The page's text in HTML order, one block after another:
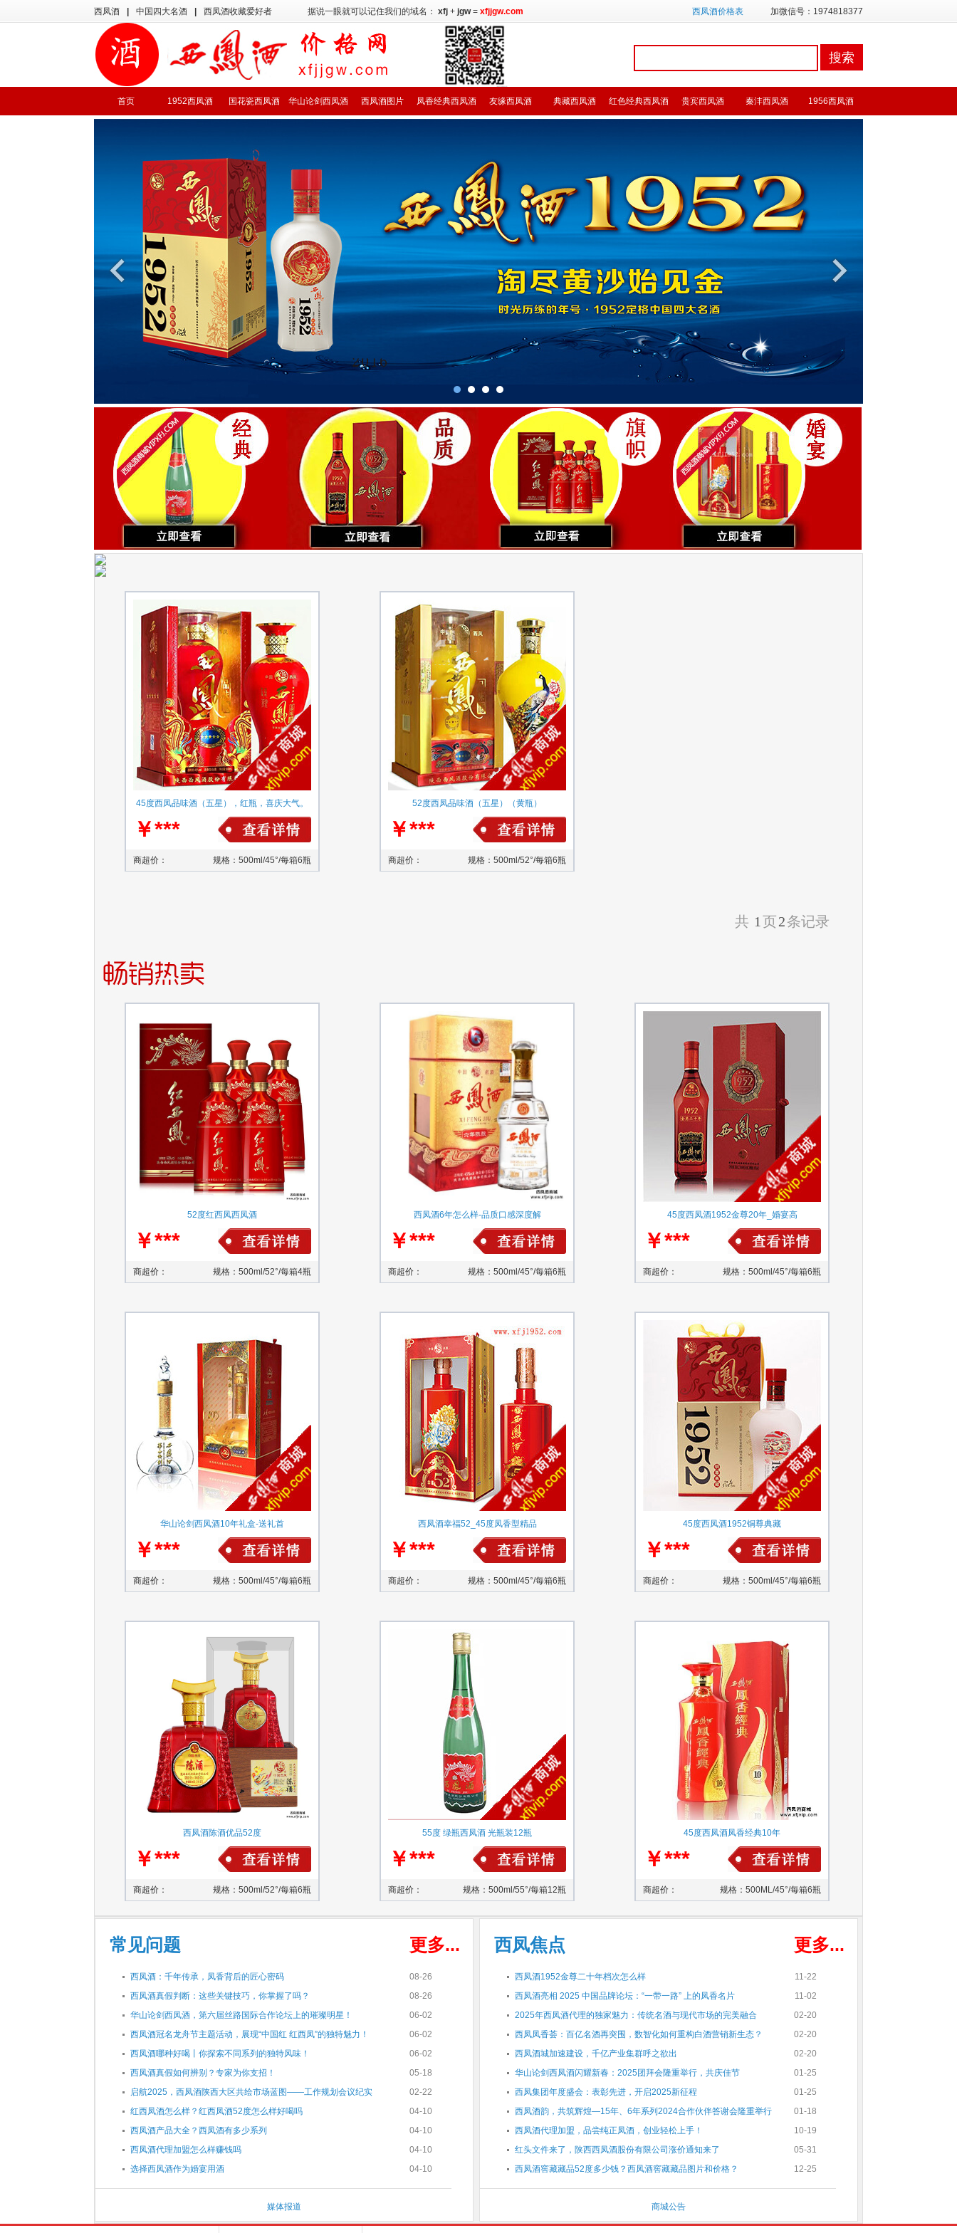
西凤酒 中国四大名酒 西凤酒收藏爱好者 据说一眼就可以记住我们的域名： xfj + jgw= xfjjgw.com 西凤酒价格表 加微信号：1974818377
首页 1952西凤酒 国花瓷西凤酒 华山论剑西凤酒 西凤酒图片 凤香经典西凤酒 友缘西凤酒 典藏西凤酒 红色经典西凤酒 贵宾西凤酒 秦沣西凤酒 1956西凤酒
45度西凤品味酒（五星），红瓶，喜庆大气。
￥***
商超价： 规格：500ml/45°/每箱6瓶
52度西凤品味酒（五星）（黄瓶）
￥***
商超价： 规格：500ml/52°/每箱6瓶
共 1 页2条记录
52度红西凤西凤酒
￥***
商超价： 规格：500ml/52°/每箱4瓶
西凤酒6年怎么样-品质口感深度解
￥***
商超价： 规格：500ml/45°/每箱6瓶
45度西凤酒1952金尊20年_婚宴高
￥***
商超价： 规格：500ml/45°/每箱6瓶
华山论剑西凤酒10年礼盒-送礼首
￥***
商超价： 规格：500ml/45°/每箱6瓶
西凤酒幸福52_45度凤香型精品
￥***
商超价： 规格：500ml/45°/每箱6瓶
45度西凤酒1952铜尊典藏
￥***
商超价： 规格：500ml/45°/每箱6瓶
西凤酒陈酒优品52度
￥***
商超价： 规格：500ml/52°/每箱6瓶
55度 绿瓶西凤酒 光瓶装12瓶
￥***
商超价： 规格：500ml/55°/每箱12瓶
45度西凤酒凤香经典10年
￥***
商超价： 规格：500ML/45°/每箱6瓶
常见问题 更多...
08-26
西凤酒：千年传承，凤香背后的匠心密码
08-26
西凤酒真假判断：这些关键技巧，你掌握了吗？
06-02
华山论剑西凤酒，第六届丝路国际合作论坛上的璀璨明星！
06-02
西凤酒冠名龙舟节主题活动，展现“中国红 红西凤”的独特魅力！
06-02
西凤酒哪种好喝丨你探索不同系列的独特风味！
05-18
西凤酒真假如何辨别？专家为你支招！
02-22
启航2025，西凤酒陕西大区共绘市场蓝图——工作规划会议纪实
04-10
红西凤酒怎么样？红西凤酒52度怎么样好喝吗
04-10
西凤酒产品大全？西凤酒有多少系列
04-10
西凤酒代理加盟怎么样赚钱吗
04-10
选择西凤酒作为婚宴用酒
媒体报道
西凤焦点 更多...
11-22
西凤酒1952金尊二十年档次怎么样
11-02
西凤酒亮相 2025 中国品牌论坛：“一带一路” 上的凤香名片
02-20
2025年西凤酒代理的独家魅力：传统名酒与现代市场的完美融合
02-20
西凤凤香荟：百亿名酒再突围，数智化如何重构白酒营销新生态？
02-20
西凤酒城加速建设，千亿产业集群呼之欲出
01-25
华山论剑西凤酒闪耀新春：2025团拜会隆重举行，共庆佳节
01-25
西凤集团年度盛会：表彰先进，开启2025新征程
01-18
西凤酒韵，共筑辉煌—15年、6年系列2024合作伙伴答谢会隆重举行
10-19
西凤酒代理加盟，品尝纯正凤酒，创业轻松上手！
05-31
红头文件来了，陕西西凤酒股份有限公司涨价通知来了
12-25
西凤酒窖藏藏品52度多少钱？西凤酒窖藏藏品图片和价格？
商城公告